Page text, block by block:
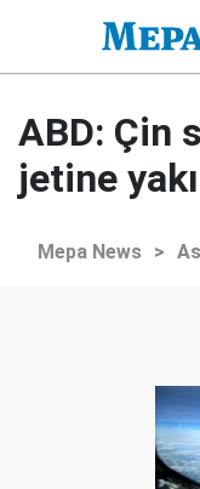
ABD: Çin
jetine
Mepa News >